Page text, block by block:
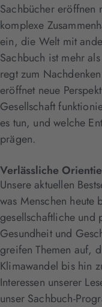
Sachbücher eröffnen
komplexe
ein, die Welt mit
Sachbuch ist mehr
regt zum
eröffnet neue
Gesellschaft
es tun, und welche
prägen.
Verlässliche
Unsere aktuellen
was Menschen heute
gesellschaftliche und
Gesundheit und
greifen Themen auf,
Klimawandel bis hin
Interessen unserer
unser Sachbuch-